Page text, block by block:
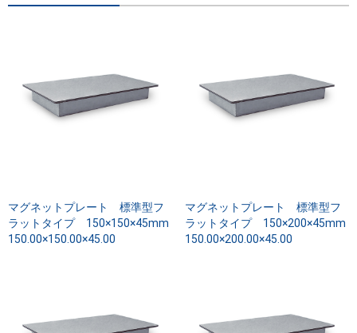
マグネットプレート 標準型フ
ラットタイプ 150×150×45mm
150.00×150.00×45.00
マグネットプレート 標準型フ
ラットタイプ 150×200×45mm
150.00×200.00×45.00